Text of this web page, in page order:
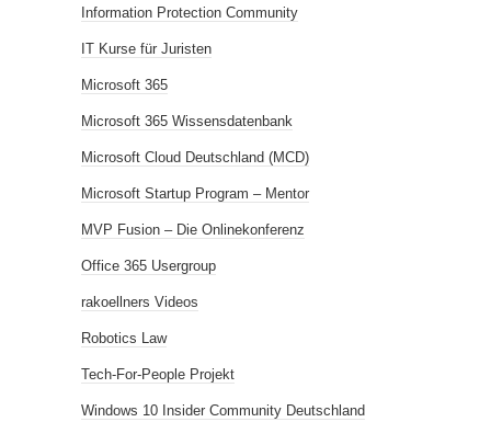
Information Protection Community
IT Kurse für Juristen
Microsoft 365
Microsoft 365 Wissensdatenbank
Microsoft Cloud Deutschland (MCD)
Microsoft Startup Program – Mentor
MVP Fusion – Die Onlinekonferenz
Office 365 Usergroup
rakoellners Videos
Robotics Law
Tech-For-People Projekt
Windows 10 Insider Community Deutschland